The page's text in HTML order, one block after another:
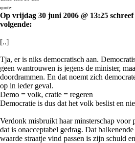
quote:
Op vrijdag 30 juni 2006 @ 13:25
volgende:
[..]
Tja, er is niks democratisch aan.
geen wantrouwen is jegens de minister,
doordrammen. En dat noemt zich
op in ieder geval.
Demo = volk, cratie = regeren
Democratie is dus dat het volk beslist en
Verdonk misbruikt haar minsterschap
dat is onacceptabel gedrag. Dat
waarde straatje vind passen is zijn schuld